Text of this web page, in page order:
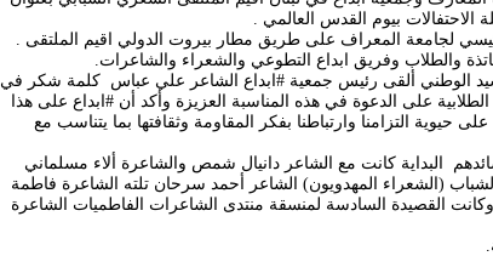
بيوم القدس العالمي .
لجامعة المعراف على طريق مطار بيروت الدولي اقيم الملتقى .
والطلاب وفريق ابداع التطوعي والشعراء والشاعرات.
الوطني ألقى رئيس جمعية #ابداع الشاعر علي عباس كلمة شكر في
على الدعوة في هذه المناسبة العزيزة وأكد أن #ابداع على هذا
حيوية التزامنا وارتباطنا بفكر المقاومة وثقافتها بما يتناسب مع
البداية كانت مع الشاعر دانيال شمص والشاعرة ألاء مسلماني
(الشعراء المهدويون) الشاعر أحمد سرحان تلته الشاعرة فاطمة
القصيدة السادسة لمنسقة منتدى الشاعرات الفاطميات الشاعرة